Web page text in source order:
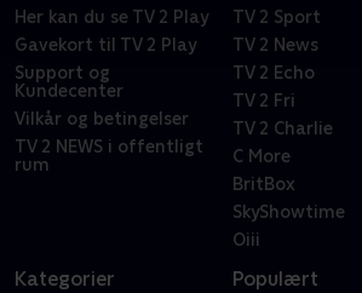
Her kan du se TV 2 Play
Gavekort til TV 2 Play
Support og
Kundecenter
Vilkår og betingelser
TV 2 NEWS i offentligt
rum
TV 2 Sport
TV 2 News
TV 2 Echo
TV 2 Fri
TV 2 Charlie
C More
BritBox
SkyShowtime
Oiii
Kategorier Populært